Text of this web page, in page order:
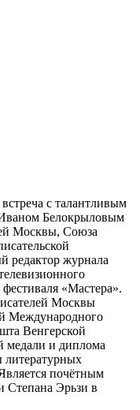
с талантливым
Белокрыловым
Москвы, Союза
редактор журнала
«Мастера».
Москвы
Международного
Венгерской
медали и диплома
литературных
почётным
Степана Эрьзи в